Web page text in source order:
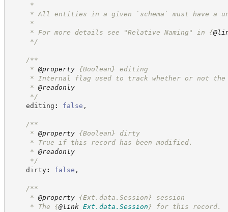
*
* All entities in a given `schema` must have a
*
* For more details see "Relative Naming" in {
*/
/**
* @property {Boolean}
editing
* Internal flag used to track whether or not the
* @readonly
*/
editing : false ,
/**
* @property {Boolean}
dirty
* True if this record has been modified.
* @readonly
*/
dirty: false ,
/**
* @property {Ext.data.Session}
session
* The {@link Ext.data.Session } for this record.